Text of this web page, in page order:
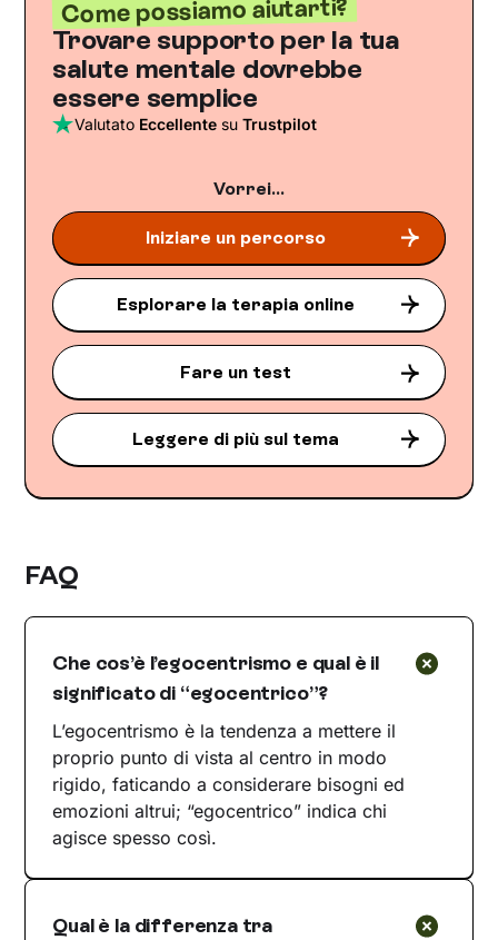
Come possiamo aiutarti?
Trovare supporto per la tua
salute mentale dovrebbe
essere semplice
Valutato Eccellente suTrustpilot
Vorrei...
Iniziare un percorso
Esplorare la terapia online
Fare un test
Leggere di più sul tema
FAQ
Che cos’è l’egocentrismo e qual è il
significato di “egocentrico”?
L’egocentrismo è la tendenza a mettere il
proprio punto di vista al centro in modo
rigido, faticando a considerare bisogni ed
emozioni altrui; “egocentrico” indica chi
agisce spesso così.
Qual è la differenza tra